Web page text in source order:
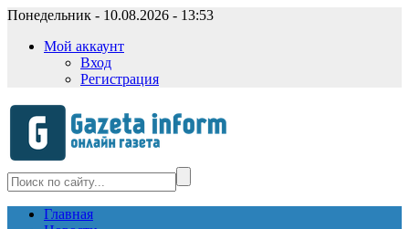
Понедельник - 10.08.2026 - 13:53
Мой аккаунт
Вход
Регистрация
Главная